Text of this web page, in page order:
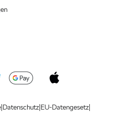
|Datenschutz|EU-Datengesetz|